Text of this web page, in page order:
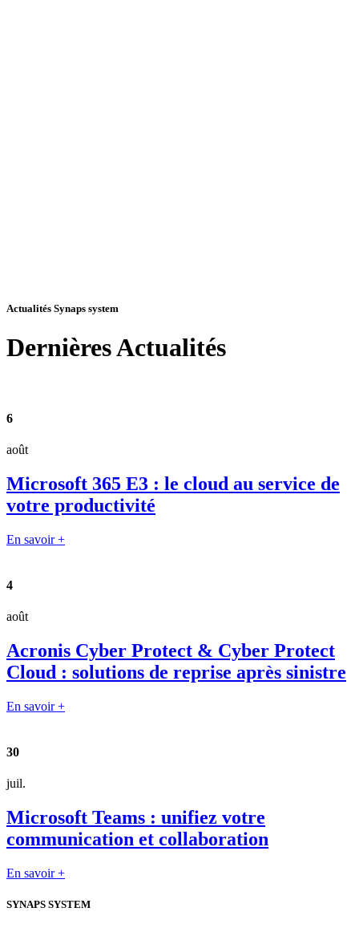
Actualités Synaps system
DernièresActualités
6
août
Microsoft 365 E3 : le cloud au service de
votre productivité
En savoir +
4
août
Acronis Cyber Protect & Cyber Protect
Cloud : solutions de reprise après sinistre
En savoir +
30
juil.
Microsoft Teams : unifiez votre
communication et collaboration
En savoir +
SYNAPS SYSTEM